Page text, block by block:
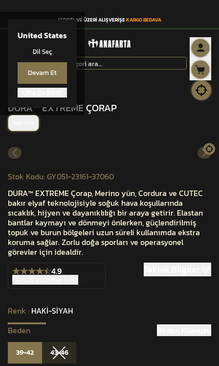
United States
Dil Seç
Devam Et
1.500TL VE ÜZERİ ALIŞVERİŞEKARGO BEDAVA
DURA™
DURA™ EXTREME ÇORAP
Stok Kodu: GY051-23161-37060
DURA™ EXTREME Çorap, Merino yün, Cordura ve CUTEC
bakır elyaf teknolojisiyle soğuk hava koşullarında
sıcaklık, hijyen ve dayanıklılığı bir araya getirir. Elastan
bantlar kaymayı ve dönmeyi önlerken, güçlendirilmiş
topuk ve burun bölgeleri uzun süreli kullanımda ekstra
koruma sağlar. Zorlu doğa sporları ve operasyonel
görevler için idealdir.
4.9
Renk : HAKİ-SİYAH
Beden
39-42 43-46